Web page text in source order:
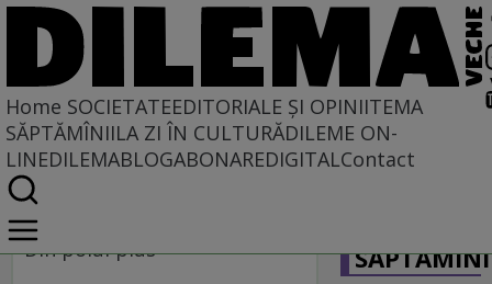
Home SOCIETATEEDITORIALE ȘI OPINIITEMA
SĂPTĂMÎNIILA ZI ÎN CULTURĂDILEME ON-
LINEDILEMABLOGABONAREDIGITALContact
Home
Societate
DIN POLUL PLUS
Din polul plus